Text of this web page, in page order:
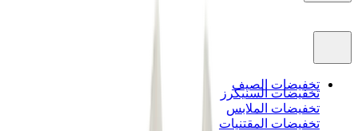
تخفيضات الصيف
تخفيضات السنيكرز
تخفيضات الملابس
تخفيضات المقتنيات